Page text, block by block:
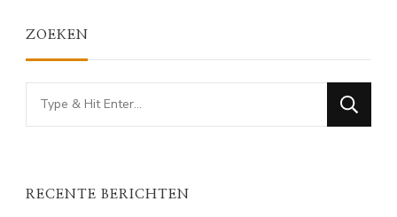
ZOEKEN
Looking
for
RECENTE BERICHTEN